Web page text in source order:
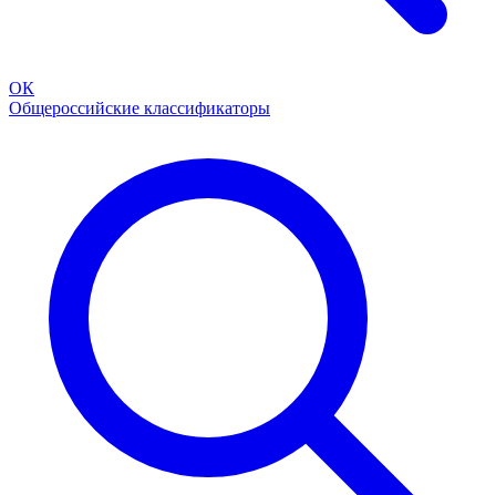
ОК
Общероссийские классификаторы